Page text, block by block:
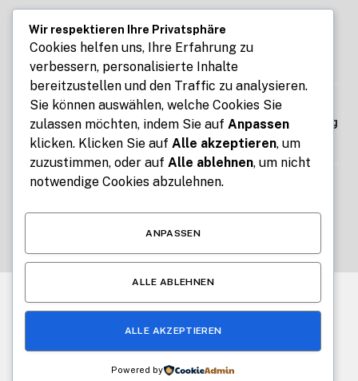
Seoul Business Trip Massage for
Professional Relaxation Services
AUGUST 7, 2026
Kennzeichen express: Digitale Kfz-
Zulassung ohne Termin und Behördengang
AUGUST 7, 2026
How Free Tools for Teachers and Students
© 2026 Alle Rechte vorbehalten.News Impuls
Haftung für Inhalte
Datenschutzerklärung
Wir respektieren Ihre Privatsphäre
Cookies helfen uns, Ihre Erfahrung zu
verbessern, personalisierte Inhalte
bereitzustellen und den Traffic zu analysieren.
Sie können auswählen, welche Cookies Sie
zulassen möchten, indem Sie auf Anpassen
klicken. Klicken Sie auf Alle akzeptieren, um
zuzustimmen, oder auf Alle ablehnen, um nicht
notwendige Cookies abzulehnen.
ANPASSEN
ALLE ABLEHNEN
ALLE AKZEPTIEREN
Powered by